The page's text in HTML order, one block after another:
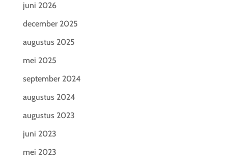
juni 2026
december 2025
augustus 2025
mei 2025
september 2024
augustus 2024
augustus 2023
juni 2023
mei 2023